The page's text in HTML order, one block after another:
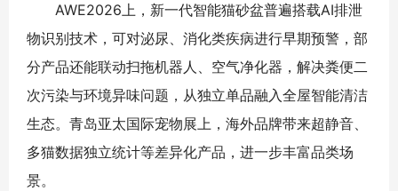
AWE2026上，新一代智能猫砂盆普遍搭载AI排泄
物识别技术，可对泌尿、消化类疾病进行早期预警，部
分产品还能联动扫拖机器人、空气净化器，解决粪便二
次污染与环境异味问题，从独立单品融入全屋智能清洁
生态。青岛亚太国际宠物展上，海外品牌带来超静音、
多猫数据独立统计等差异化产品，进一步丰富品类场
景。